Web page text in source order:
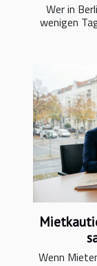
Wer in
wenigen
Wenn